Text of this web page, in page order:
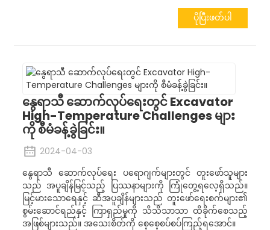
ပိုပြီးဖတ်ပါ
နွေရာသီ ဆောက်လုပ်ရေးတွင် Excavator
High-Temperature Challenges များ
ကို စီမံခန့်ခွဲခြင်း။
2024-04-03
နွေရာသီ ဆောက်လုပ်ရေး ပရောဂျက်များတွင် တူးဖော်သူများ
သည် အပူချိန်မြင့်သည့် ပြဿနာများကို ကြုံတွေ့ရလေ့ရှိသည်။
မြင့်မားသောရေနှင့် ဆီအပူချိန်များသည် တူးဖော်ရေးစက်များ၏
စွမ်းဆောင်ရည်နှင့် ကြာရှည်မှုကို သိသိသာသာ ထိခိုက်စေသည့်
အဖြစ်များသည်။ အသေးစိတ်ကို စေ့စေ့စပ်စပ်ကြည့်ရအောင်။